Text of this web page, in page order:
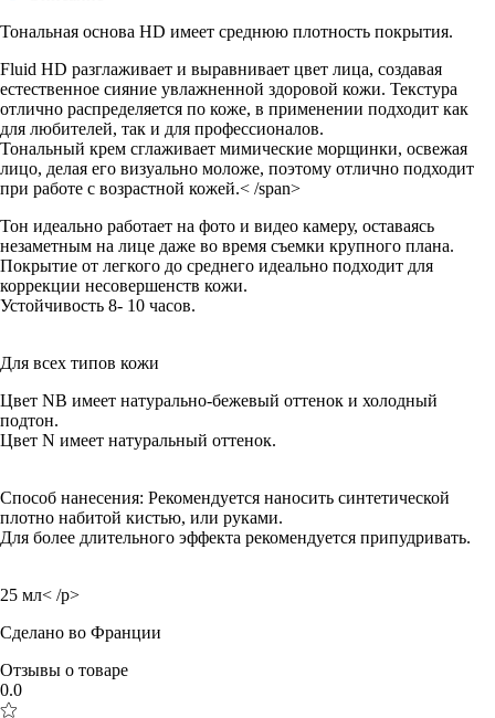
Тональная основа HD имеет среднюю плотность покрытия.
Fluid HD разглаживает и выравнивает цвет лица, создавая
естественное сияние увлажненной здоровой кожи. Текстура
отлично распределяется по коже, в применении подходит как
для любителей, так и для профессионалов.
Тональный крем сглаживает мимические морщинки, освежая
лицо, делая его визуально моложе, поэтому отлично подходит
при работе с возрастной кожей.< /span>
Тон идеально работает на фото и видео камеру, оставаясь
незаметным на лице даже во время съемки крупного плана.
Покрытие от легкого до среднего идеально подходит для
коррекции несовершенств кожи.
Устойчивость 8- 10 часов.
Для всех типов кожи
Цвет NB имеет натурально-бежевый оттенок и холодный
подтон.
Цвет N имеет натуральный оттенок.
Способ нанесения: Рекомендуется наносить синтетической
плотно набитой кистью, или руками.
Для более длительного эффекта рекомендуется припудривать.
25 мл< /p>
Сделано во Франции
Отзывы о товаре
0.0